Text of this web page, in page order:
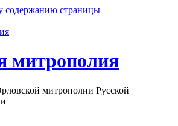
содержанию страницы
митрополия
митрополии Русской